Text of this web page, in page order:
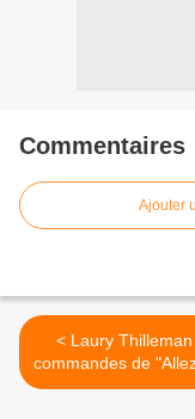
Commentaires
Ajouter
< Laury Thilleman aux
commandes de "Allez
je t'emmène... Les